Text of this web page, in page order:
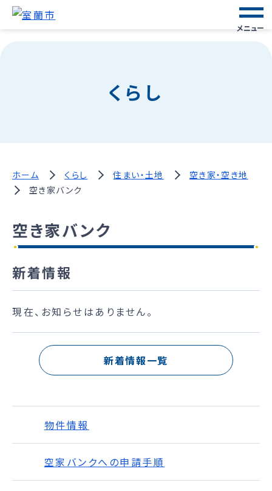
メニュー
くらし
ホーム くらし 住まい・土地
空き家・空き地
空き家バンク
空き家バンク
新着情報
現在、お知らせはありません。
新着情報一覧
物件情報
空家バンクへの申請手順